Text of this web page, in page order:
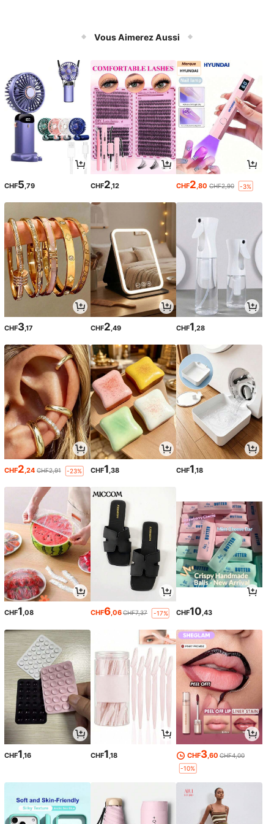
Vous Aimerez Aussi
CHF5 ,79 CHF2 ,12 CHF2 ,80 CHF2,90 -3%
CHF3,17 CHF2,49 CHF1,28
CHF2,24 CHF2,91 -23% CHF1,38 CHF1,18
CHF1,08 CHF6,06CHF7,37 -17% CHF10,43
CHF1 ,16 CHF1 ,18 CHF3,60 CHF4,00
-10%